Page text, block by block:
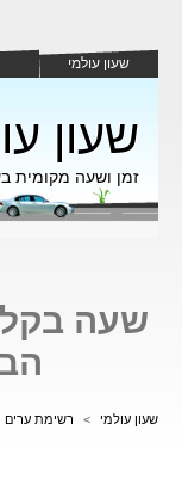
שעון עולמי
שעון
זמן ושעה מקומית
שעה
שעון עולמי > רשימת ערים